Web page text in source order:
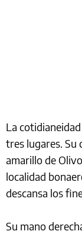
La
tres lugares. Su
amarillo de
localidad
descansa los
Su mano